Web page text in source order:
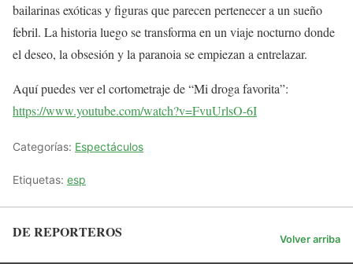
bailarinas exóticas y figuras que parecen pertenecer a un sueño
febril. La historia luego se transforma en un viaje nocturno donde
el deseo, la obsesión y la paranoia se empiezan a entrelazar.
Aquí puedes ver el cortometraje de “Mi droga favorita”:
https://www.youtube.com/watch?v=FvuUrlsO-6I
Categorías: Espectáculos
Etiquetas: esp
DE REPORTEROS Volver arriba